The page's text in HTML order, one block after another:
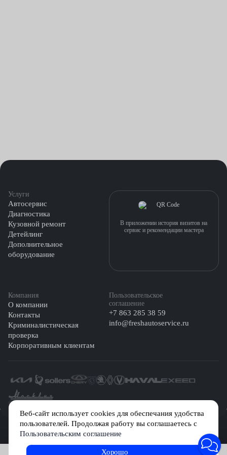
Веб-сайт использует cookies для обеспечания удобства
пользователей. Продолжая работу вы соглашаетесь с
Пользовательским соглашение
Хорошо
Услуги
Автосервис
Диагностика
Кузовной ремонт
Детейлинг
Дополнительное
оборудование
Компания
О компании
Контакты
Криминалистическая
проверка
Корпоративным клиентам
Пользовательское
соглашение
+7 863 285 38 59
info@freshautoservice.ru
В приложении история визитов на
сервис и рекомендации мастера
©️ 2026 Fresh Auto
Сетевое издание «Первый автомобильный маркетплейс» зарегистрировано
Решением Федеральной службы по надзору в сфере связи, информационных
технологий и массовых коммуникаций (Роскомнадзор) № Эл № ФС77-84512 от
29 декабря 2022 г.